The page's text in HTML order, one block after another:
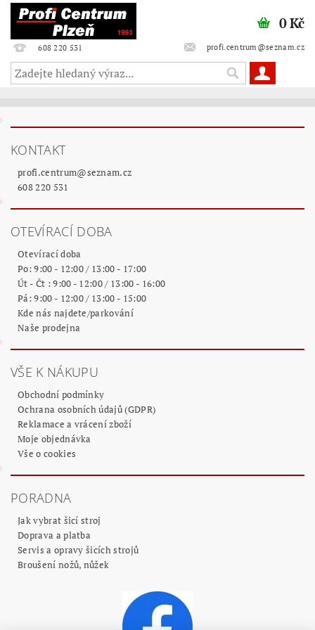
608 220 531 profi.centrum@seznam.cz
0 Kč
KONTAKT
profi.centrum@seznam.cz
608 220 531
OTEVÍRACÍ DOBA
Otevírací doba
Po: 9:00 - 12:00 / 13:00 - 17:00
Út - Čt : 9:00 - 12:00 / 13:00 - 16:00
Pá: 9:00 - 12:00 / 13:00 - 15:00
Kde nás najdete/parkování
Naše prodejna
VŠE K NÁKUPU
Obchodní podmínky
Ochrana osobních údajů (GDPR)
Reklamace a vrácení zboží
Moje objednávka
Vše o cookies
PORADNA
Jak vybrat šicí stroj
Doprava a platba
Servis a opravy šicích strojů
Broušení nožů, nůžek